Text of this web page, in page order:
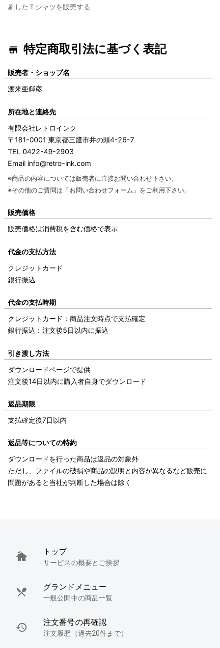
刷したＴシャツを販売する
特定商取引法に基づく表記
販売者・ショップ名
渡来亜輝彦
所在地と連絡先
有限会社レトロインク
〒181-0001 東京都三鷹市井の頭4-26-7
TEL 0422-49-2903
Email info@retro-ink.com
※商品の内容については販売者に直接お問い合わせ下さい。
※その他のご質問は 「お問い合わせフォーム」 をご利用下さい。
販売価格
販売価格は消費税を含む価格で表示
代金の支払方法
クレジットカード
銀行振込
代金の支払時期
クレジットカード：商品注文時点で支払確定
銀行振込：注文後5日以内に振込
引き渡し方法
ダウンロードページで提供
注文後14日以内に購入者自身でダウンロード
返品期限
支払確定後7日以内
返品等についての特約
ダウンロードを行った商品は返品の対象外
ただし、ファイルの破損や商品の説明と内容が異なるなど販売に
問題があると当社が判断した場合は除く
トップ
サービスの概要とご挨拶
グランドメニュー
一般公開中の商品一覧
注文番号の再確認
注文履歴（過去20件まで）